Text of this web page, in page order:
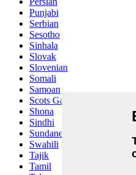
Punjabi
Serbian
Sesotho
Sinhala
Slovak
Slovenian
Somali
Samoan
Scots Gaelic
Shona
Sindhi
Sundanese
Swahili
Tajik
Tamil